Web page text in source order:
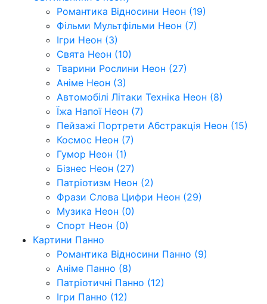
Романтика Відносини Неон (19)
Фільми Мультфільми Неон (7)
Ігри Неон (3)
Свята Неон (10)
Тварини Рослини Неон (27)
Аніме Неон (3)
Автомобілі Літаки Техніка Неон (8)
Їжа Напої Неон (7)
Пейзажі Портрети Абстракція Неон (15)
Космос Неон (7)
Гумор Неон (1)
Бізнес Неон (27)
Патріотизм Неон (2)
Фрази Слова Цифри Неон (29)
Музика Неон (0)
Спорт Неон (0)
Картини Панно
Романтика Відносини Панно (9)
Аніме Панно (8)
Патріотичні Панно (12)
Ігри Панно (12)